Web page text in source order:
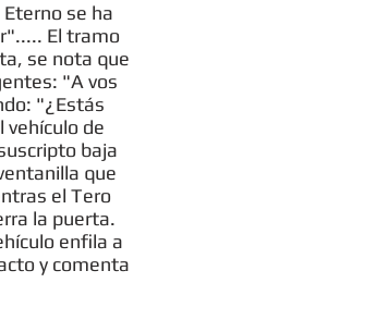
se ha
El tramo
se nota que
"A vos
"¿Estás
vehículo de
baja
que
el Tero
la puerta.
enfila a
y comenta